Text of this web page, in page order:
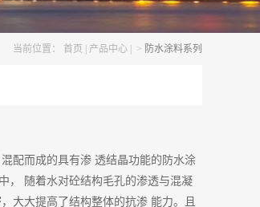
当前位置： 首页 产品中心 > 防水涂料系列
混配而成的具有渗 透结晶功能的防水涂
，
随着水对砼结构毛孔的渗透与混凝
大大提高了结构整体的抗渗 能力。且